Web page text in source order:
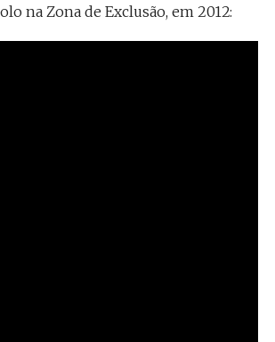
na Zona de Exclusão, em 2012: